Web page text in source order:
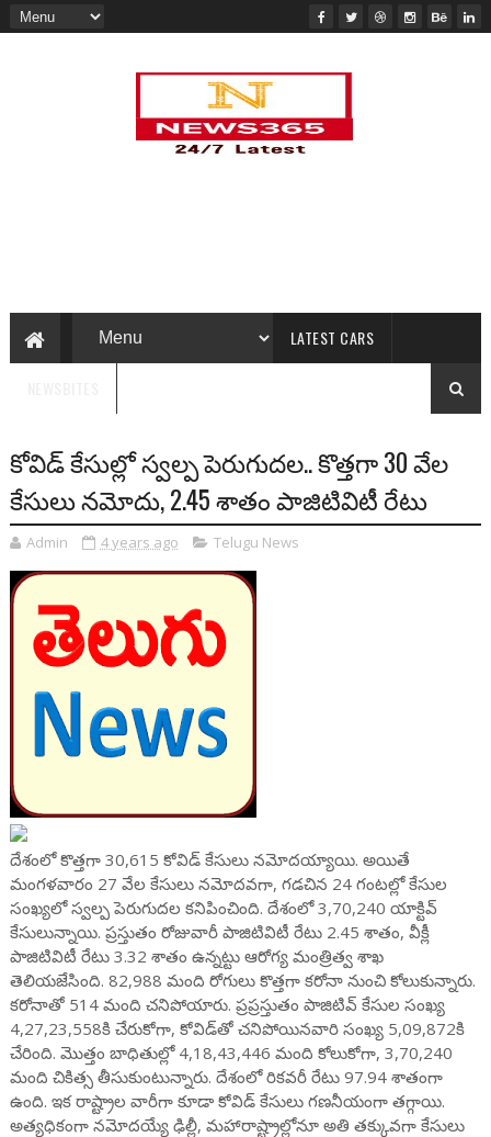
LATEST CARS
కోవిడ్ కేసుల్లో స్వల్ప పెరుగుదల.. కొత్తగా 30 వేల
కేసులు నమోదు, 2.45 శాతం పాజిటివిటీ రేటు
Admin 4 years ago Telugu News
దేశంలో కొత్తగా 30,615 కోవిడ్ కేసులు నమోదయ్యాయి. అయితే
మంగళవారం 27 వేల కేసులు నమోదవగా, గడచిన 24 గంటల్లో కేసుల
సంఖ్యలో స్వల్ప పెరుగుదల కనిపించింది. దేశంలో 3,70,240 యాక్టివ్
కేసులున్నాయి. ప్రస్తుతం రోజువారీ పాజిటివిటీ రేటు 2.45 శాతం, వీక్లీ
పాజిటివిటీ రేటు 3.32 శాతం ఉన్నట్టు ఆరోగ్య మంత్రిత్వ శాఖ
తెలియజేసింది. 82,988 మంది రోగులు కొత్తగా కరోనా నుంచి కోలుకున్నారు.
కరోనాతో 514 మంది చనిపోయారు. ప్రప్రస్తుతం పాజిటివ్‌ కేసుల సంఖ్య
4,27,23,558కి చేరుకోగా, కోవిడ్‌తో చనిపోయినవారి సంఖ్య 5,09,872కి
చేరింది. మొత్తం బాధితుల్లో 4,18,43,446 మంది కోలుకోగా, 3,70,240
మంది చికిత్స తీసుకుంటున్నారు. దేశంలో రికవరీ రేటు 97.94 శాతంగా
ఉంది. ఇక రాష్ట్రాల వారీగా కూడా కోవిడ్ కేసులు గణనీయంగా తగ్గాయి.
అత్యధికంగా నమోదయ్యే ఢిల్లీ, మహారాష్ట్రాల్లోనూ అతి తక్కువగా కేసులు